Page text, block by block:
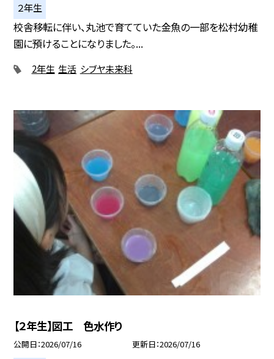
２年生
校舎移転に伴い、丸池で育てていた金魚の一部を松村幼稚
園に預けることになりました。...
2年生 生活 シブヤ未来科
【２年生】図工 色水作り
公開日 2026/07/16 更新日 2026/07/16